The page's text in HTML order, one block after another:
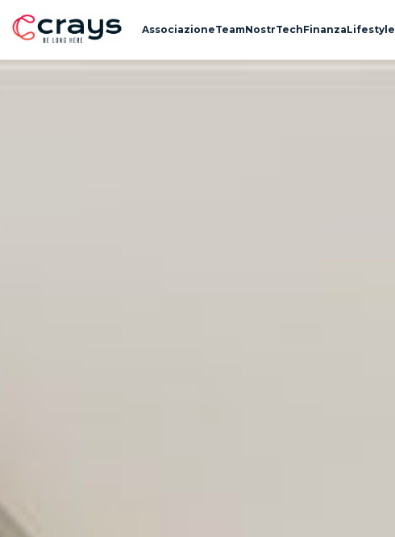
AssociazioneTeamNostrTechFinanzaLifestyle